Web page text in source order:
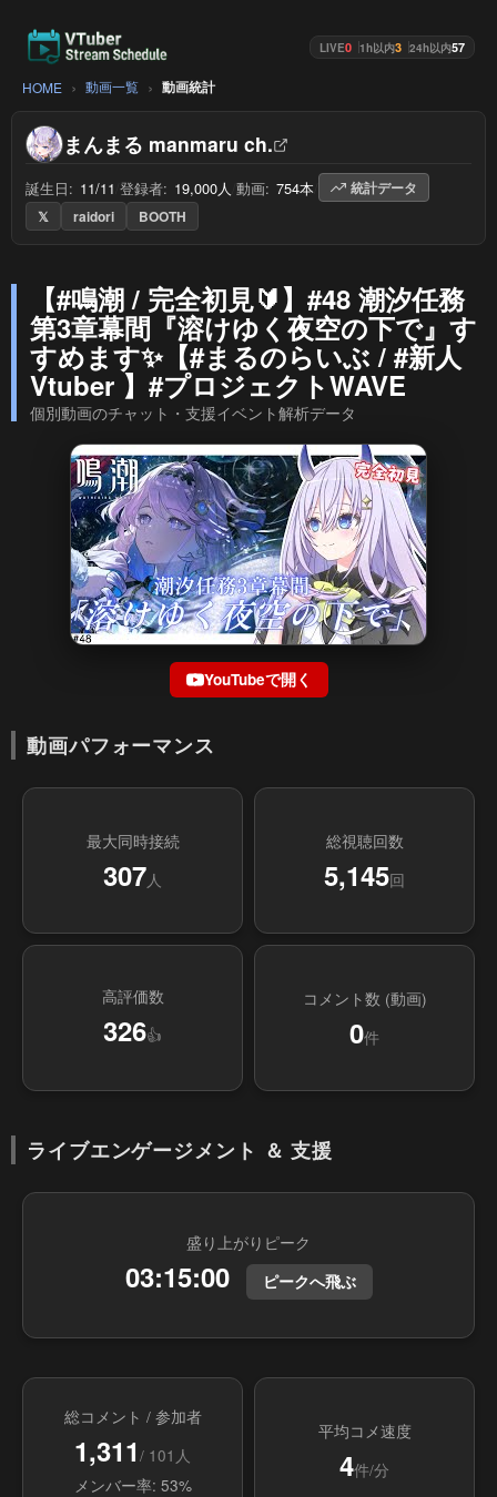
LIVE0 1h以内3 24h以内57
HOME 動画一覧 動画統計
まんまる manmaru ch.
誕生日: 11/11 登録者: 19,000人 動画: 754本
統計データ
𝕏
raidori BOOTH
【#鳴潮 / 完全初見🔰】#48 潮汐任務
第3章幕間『溶けゆく夜空の下で』す
すめます✨【#まるのらいぶ / #新人
Vtuber 】#プロジェクトWAVE
個別動画のチャット・支援イベント解析データ
YouTubeで開く
動画パフォーマンス
最大同時接続
307人
総視聴回数
5,145回
高評価数
326👍
コメント数 (動画)
0件
ライブエンゲージメント ＆ 支援
盛り上がりピーク
03:15:00 ピークへ飛ぶ
総コメント / 参加者
1,311 / 101人
メンバー率: 53%
平均コメ速度
4件/分